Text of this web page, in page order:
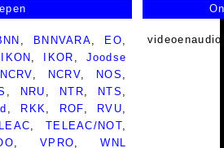
BNNVARA EO
IKON IKOR
Joodse
NCRV NOS
NRU NTR NTS
RKK ROF RVU
TELEAC/NOT
,VPRO ,WNL